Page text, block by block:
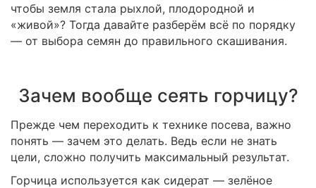
чтобы земля стала рыхлой, плодородной и
«живой»? Тогда давайте разберём всё по порядку
— от выбора семян до правильного скашивания.
Зачем вообще сеять горчицу?
Прежде чем переходить к технике посева, важно
понять — зачем это делать. Ведь если не знать
цели, сложно получить максимальный результат.
Горчица используется как сидерат — зелёное